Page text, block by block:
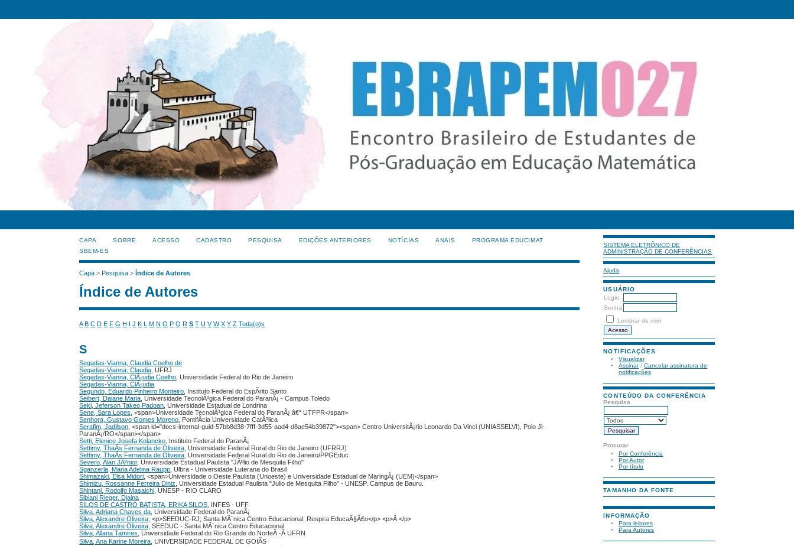
SISTEMA ELETRÔNICO DE
ADMINISTRAÇÃO DE CONFERÊNCIAS
Ajuda
USUÁRIO
Login
Senha
Lembrar de mim
NOTIFICAÇÕES
Visualizar
Assinar/Cancelar assinatura de
notificações
CONTEÚDO DA CONFERÊNCIA
Pesquisa
Procurar
Por Conferência
Por Autor
Por título
TAMANHO DA FONTE
INFORMAÇÃO
Para leitores
Para Autores
CAPA SOBRE ACESSO CADASTRO PESQUISA EDIÇÕES ANTERIORES NOTÍCIAS ANAIS
PROGRAMA EDUCIMAT
SBEM-ES
Capa >Pesquisa >Índice de Autores
Índice de Autores
A B C D E F G H I J K L M N O P Q R S T U V W X Y Z Toda(o)s
S
Segadas-Vianna, Claudia Coelho de
Segadas-Vianna, Claudia , UFRJ
Segadas-Vianna, ClÃ¡udia Coelho , Universidade Federal do Rio de Janeiro
Segadas-Vianna, ClÃ¡udia
Segundo, Eduardo Pinheiro Monteiro , Instituto Federal do EspÃ­rito Santo
Seibert, Daiane Maria , Universidade TecnolÃ³gica Federal do ParanÃ¡ - Campus Toledo
Seki, Jeferson Takeo Padoan , Universidade Estadual de Londrina
Sene, Sara Lopes , <span>Universidade TecnolÃ³gica Federal do ParanÃ¡ â€“ UTFPR</span>
Senhora, Gustavo Gomes Moreno , PontifÃ­cia Universidade CatÃ³lica
Serafim, Jadilson , <span id="docs-internal-guid-57bb8d38-7fff-3d55-aad4-d8ae54b39872"><span> Centro UniversitÃ¡rio Leonardo Da Vinci (UNIASSELVI), Polo Ji-
ParanÃ¡/RO</span></span>
Setti, Elenice Josefa Kolancko , Instituto Federal do ParanÃ¡
Settimy, ThaÃ­s Fernanda de Oliveira , Universidade Federal Rural do Rio de Janeiro (UFRRJ)
Settimy, ThaÃ­s Fernanda de Oliveira , Universidade Federal Rural do Rio de Janeiro/PPGEduc
Severo, Alan JÃºnior, Universidade Estadual Paulista "JÃºlio de Mesquita Filho"
Sganzerla, Maria Adelina Raupp , Ulbra - Universidade Luterana do Brasil
Shimazaki, Elsa Midori , <span>Universidade o Oeste Paulista (Unoeste) e Universidade Estadual de MaringÃ¡ (UEM)</span>
Shimizu, Rossanne Ferreira Diniz , Universidade Estadual Paulista "Julio de Mesquita Filho" - UNESP. Campus de Bauru.
Shintani, Rodolfo Masaichi , UNESP - RIO CLARO
Sibiani Rieger, Djaina
SILOS DE CASTRO BATISTA, ERIKA SILOS , INFES - UFF
Silva, Adriana Chaves da , Universidade Federal do ParanÃ¡
Silva, Alexandre Oliveira , <p>SEEDUC-RJ; Santa MÃ´nica Centro Educacional; Respira EducaÃ§Ã£o</p> <p>Â </p>
Silva, Alexandre Oliveira , SEEDUC - Santa MÃ´nica Centro Educacional
Silva, Allana Tamires , Universidade Federal do Rio Grande do NorteÂ -Â UFRN
Silva, Ana Karine Moreira , UNIVERSIDADE FEDERAL DE GOIÃS